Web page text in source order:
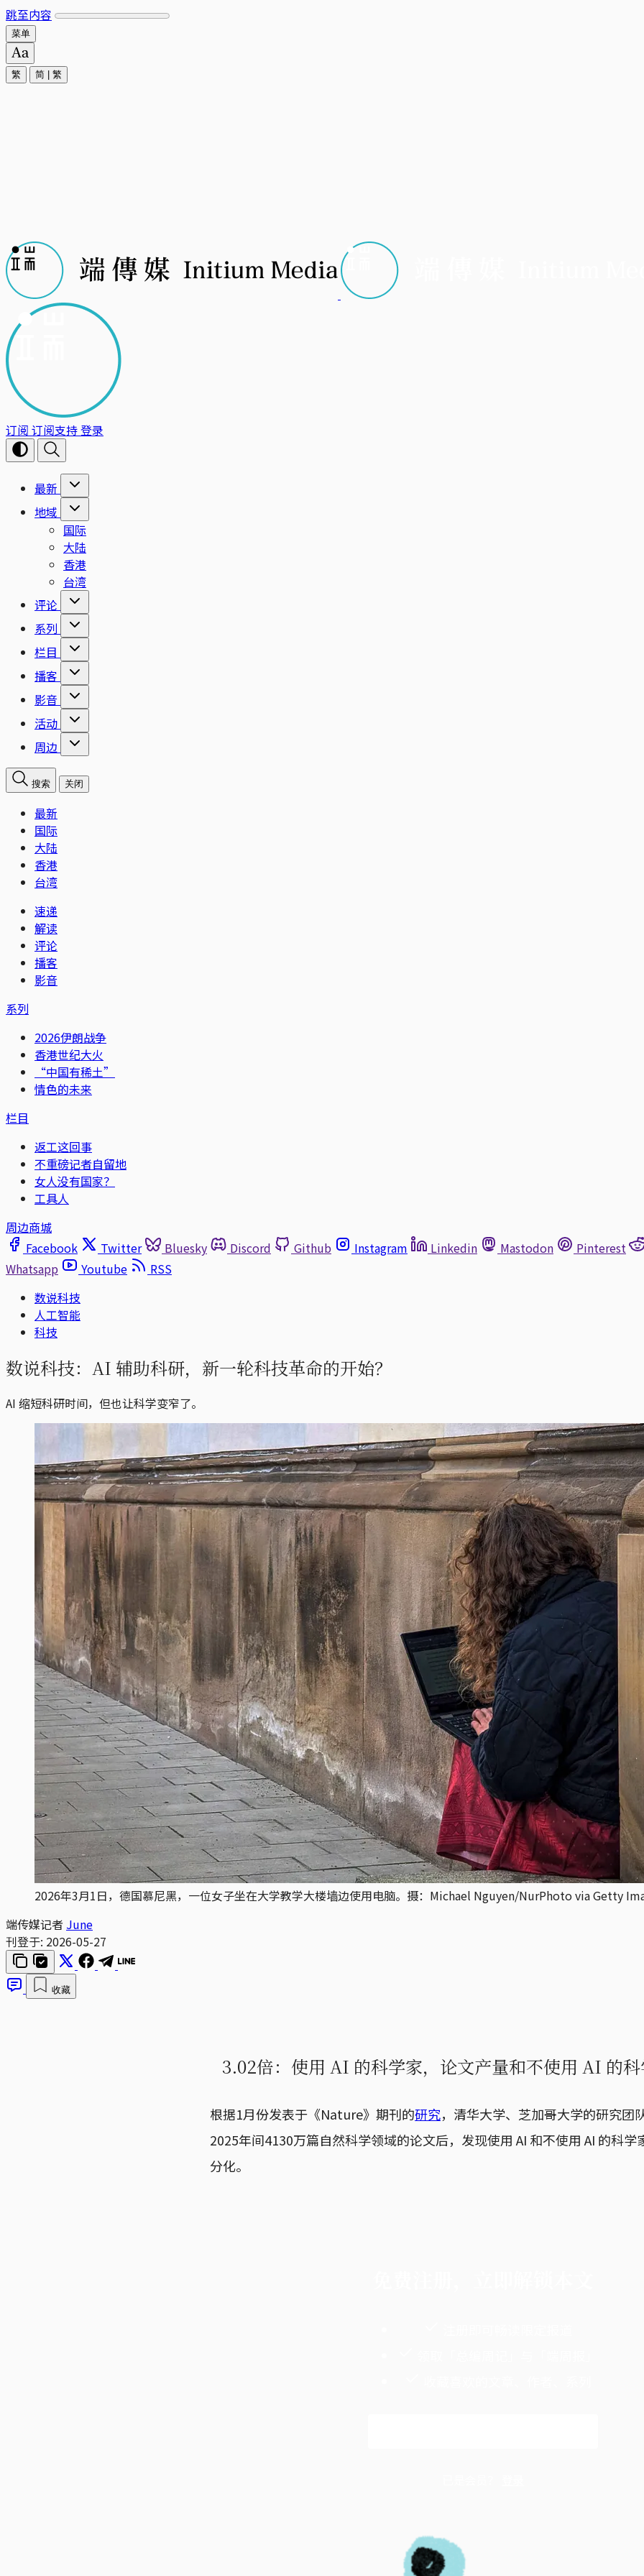
跳至内容
菜单
繁 简 繁
订阅 订阅支持登录
最新
地域
国际
大陆
香港
台湾
评论
系列
栏目
播客
影音
活动
周边
搜索 关闭
最新
国际
大陆
香港
台湾
速递
解读
评论
播客
影音
系列
2026伊朗战争
香港世纪大火
“中国有稀土”
情色的未来
栏目
返工这回事
不重磅记者自留地
女人没有国家？
工具人
周边商城
Facebook
Twitter Bluesky Discord Github Instagram Linkedin Mastodon
Pinterest
Whatsapp
Youtube
RSS
数说科技
人工智能
科技
数说科技：AI 辅助科研，新一轮科技革命的开始？
AI 缩短科研时间，但也让科学变窄了。
2026年3月1日，德国慕尼黑，一位女子坐在大学教学大楼墙边使用电脑。摄：Michael Nguyen/NurPhoto via Getty
端传媒记者 June
刊登于: 2026-05-27
收藏
3.02倍：使用 AI 的科学家，论文产量和不使用 AI 的
根据1月份发表于《Nature》期刊的研究，清华大学、芝加哥大学的研究团
2025年间4130万篇自然科学领域的论文后，发现使用 AI 和不使用 AI 的科
分化。